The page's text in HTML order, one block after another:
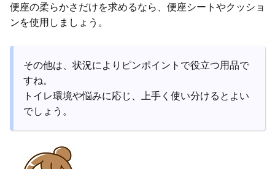
便座の柔らかさだけを求めるなら、便座シートやクッショ
ンを使用しましょう。
その他は、状況によりピンポイントで役立つ用品で
すね。
トイレ環境や悩みに応じ、上手く使い分けるとよい
でしょう。